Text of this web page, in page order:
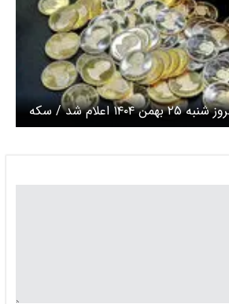
قیمت سکه امامی امروز شنبه ۲۵ بهمن ۱۴۰۴ اعلام شد / سکه